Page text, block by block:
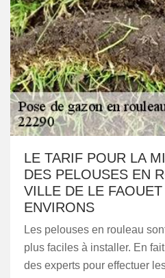
LE TARIF POUR LA
DES PELOUSES EN
VILLE DE LE
ENVIRONS
Les pelouses en rouleau
plus faciles à installer. En
des experts pour effectuer